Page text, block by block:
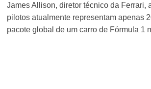
James Allison, diretor técnico da Ferrari,
pilotos atualmente representam apenas
pacote global de um carro de Fórmula 1